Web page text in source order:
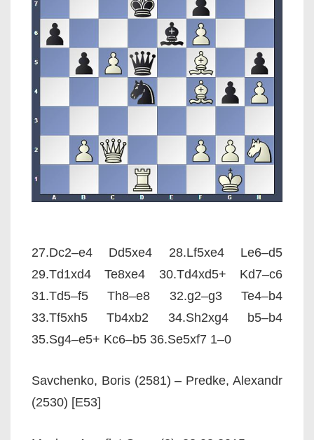
27.Dc2–e4 Dd5xe4 28.Lf5xe4 Le6–d5
29.Td1xd4 Te8xe4 30.Td4xd5+ Kd7–c6
31.Td5–f5 Th8–e8 32.g2–g3 Te4–b4
33.Tf5xh5 Tb4xb2 34.Sh2xg4 b5–b4
35.Sg4–e5+ Kc6–b5 36.Se5xf7 1–0
Savchenko, Boris (2581) – Predke, Alexandr
(2530) [E53]